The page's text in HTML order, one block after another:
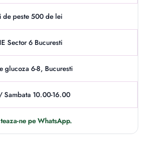
de peste 500 de lei
Sector 6 Bucuresti
glucoza 6-8, Bucuresti
Sambata 10.00-16.00
ne pe WhatsApp.